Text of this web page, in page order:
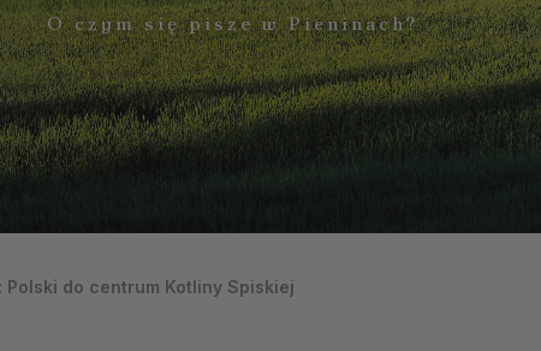
O czym się pisze w Pieninach?
Polski do centrum Kotliny Spiskiej